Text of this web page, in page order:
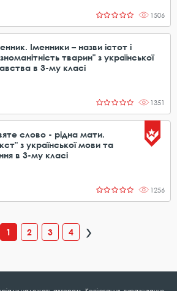
1506
Іменники – назви істот і
тварин" з української
в 3-му класі
1351
слово - рідна мати.
з української мови та
в 3-му класі
1256
1 2 3 4